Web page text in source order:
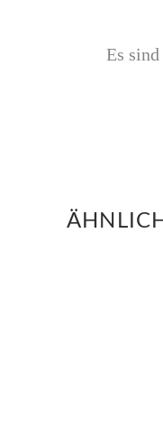
Es